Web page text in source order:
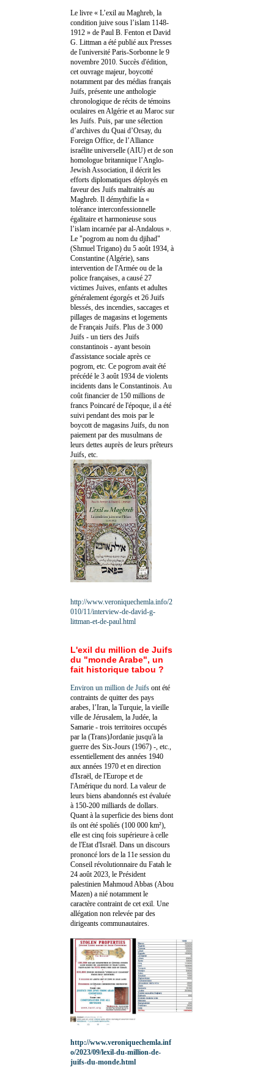
Le livre « L’exil au Maghreb, la
condition juive sous l’islam 1148-
1912 » de Paul B. Fenton et David
G. Littman a été publié aux Presses
de l'université Paris-Sorbonne le 9
novembre 2010. Succès d'édition,
cet ouvrage majeur, boycotté
notamment par des médias français
Juifs, présente une anthologie
chronologique de récits de témoins
oculaires en Algérie et au Maroc sur
les Juifs. Puis, par une sélection
d’archives du Quai d’Orsay, du
Foreign Office, de l’Alliance
israélite universelle (AIU) et de son
homologue britannique l’Anglo-
Jewish Association, il décrit les
efforts diplomatiques déployés en
faveur des Juifs maltraités au
Maghreb. Il démythifie la «
tolérance interconfessionnelle
égalitaire et harmonieuse sous
l’islam incarnée par al-Andalous ».
Le "pogrom au nom du djihad"
(Shmuel Trigano) du 5 août 1934, à
Constantine (Algérie), sans
intervention de l'Armée ou de la
police françaises, a causé 27
victimes Juives, enfants et adultes
généralement égorgés et 26 Juifs
blessés, des incendies, saccages et
pillages de magasins et logements
de Français Juifs. Plus de 3 000
Juifs - un tiers des Juifs
constantinois - ayant besoin
d'assistance sociale après ce
pogrom, etc. Ce pogrom avait été
précédé le 3 août 1934 de violents
incidents dans le Constantinois. Au
coût financier de 150 millions de
francs Poincaré de l'époque, il a été
suivi pendant des mois par le
boycott de magasins Juifs, du non
paiement par des musulmans de
leurs dettes auprès de leurs prêteurs
Juifs, etc.
http://www.veroniquechemla.info/2
010/11/interview-de-david-g-
littman-et-de-paul.html
L'exil du million de Juifs
du "monde Arabe", un
fait historique tabou ?
Environ un million de Juifs ont été
contraints de quitter des pays
arabes, l’Iran, la Turquie, la vieille
ville de Jérusalem, la Judée, la
Samarie - trois territoires occupés
par la (Trans)Jordanie jusqu'à la
guerre des Six-Jours (1967) -, etc.,
essentiellement des années 1940
aux années 1970 et en direction
d'Israël, de l'Europe et de
l'Amérique du nord. La valeur de
leurs biens abandonnés est évaluée
à 150-200 milliards de dollars.
Quant à la superficie des biens dont
ils ont été spoliés (100 000 km²),
elle est cinq fois supérieure à celle
de l'Etat d'Israël. Dans un discours
prononcé lors de la 11e session du
Conseil révolutionnaire du Fatah le
24 août 2023, le Président
palestinien Mahmoud Abbas (Abou
Mazen) a nié notamment le
caractère contraint de cet exil. Une
allégation non relevée par des
dirigeants communautaires.
http://www.veroniquechemla.inf
o/2023/09/lexil-du-million-de-
juifs-du-monde.html